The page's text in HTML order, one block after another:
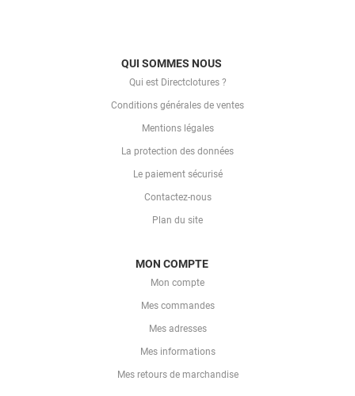
QUI SOMMES NOUS
Qui est Directclotures ?
Conditions générales de ventes
Mentions légales
La protection des données
Le paiement sécurisé
Contactez-nous
Plan du site
MON COMPTE
Mon compte
Mes commandes
Mes adresses
Mes informations
Mes retours de marchandise